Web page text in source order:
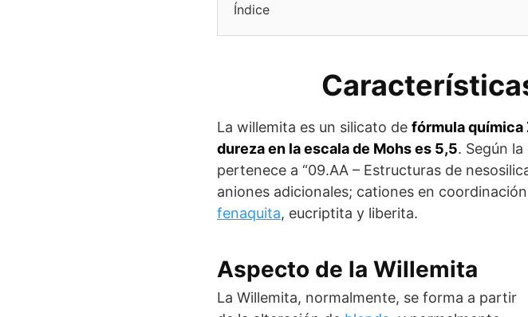
Índice
La willemita es un silicato de fórmula química
dureza en la escala de Mohs es 5,5. Según
pertenece a “09.AA – Estructuras de
aniones adicionales; cationes en
fenaquita, eucriptita y liberita.
Aspecto de la Willemita
La Willemita, normalmente, se forma a partir